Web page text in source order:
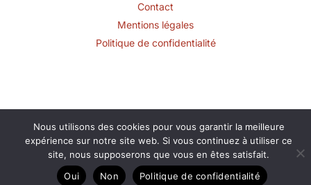
Contact
Mentions légales
Politique de confidentialité
Nous utilisons des cookies pour vous garantir la meilleure
expérience sur notre site web. Si vous continuez à utiliser ce
site, nous supposerons que vous en êtes satisfait.
Oui
Non Politique de confidentialité